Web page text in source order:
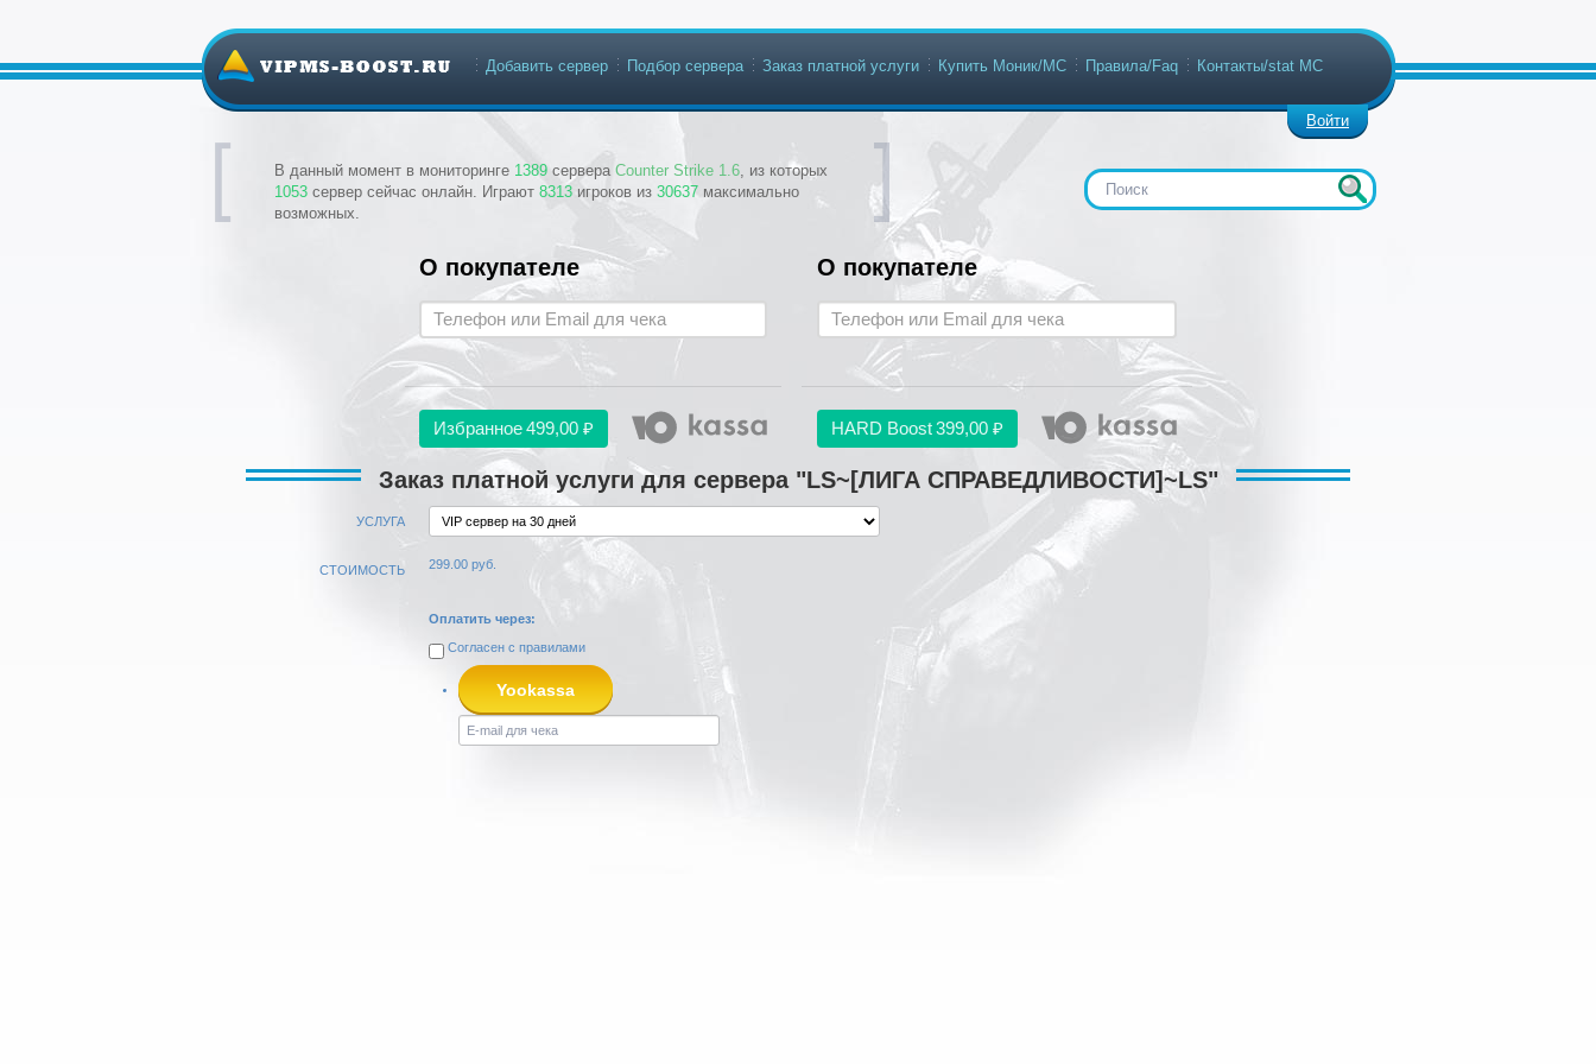
В данный момент в мониторинге 1389 сервера Counter Strike 1.6, из которых
1053 сервер сейчас онлайн. Играют 8313 игроков из 30637 максимально
возможных.
Войти
Добавить сервер Подбор сервера Заказ платной услуги Купить Моник/МС Правила/Faq Контакты/stat МС
О покупателе
Избранное499,00 ₽
О покупателе
HARD Boost399,00 ₽
Заказ платной услуги для сервера "LS~[ЛИГА СПРАВЕДЛИВОСТИ]~LS"
УСЛУГА
СТОИМОСТЬ 299.00 руб.
Оплатить через:
Согласен с правилами
Yookassa